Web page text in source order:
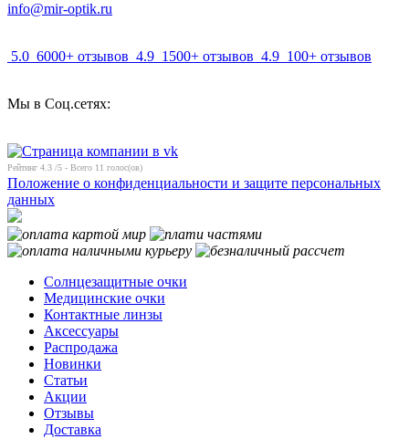
info@mir-optik.ru
5.0 6000+ отзывов 4.9 1500+ отзывов 4.9 100+ отзывов
Мы в Соц.сетях:
Рейтинг 4.3 /5 - Всего 11 голос(ов)
Положение о конфиденциальности и защите персональных
данных
Солнцезащитные очки
Медицинские очки
Контактные линзы
Аксессуары
Распродажа
Новинки
Статьи
Акции
Отзывы
Доставка